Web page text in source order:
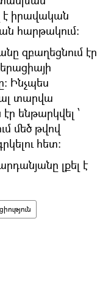
իրավական
հարթակում:
զբաղեցնում էր
Ինչպես
տարվա
ենթարկվել ՝
մեծ թվով
հետ։
լքել է